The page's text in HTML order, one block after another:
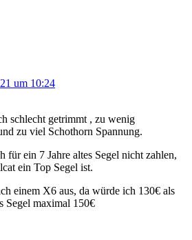
um 10:24
schlecht getrimmt , zu wenig
zu viel Schothorn Spannung.
für ein 7 Jahre altes Segel nicht zahlen,
ein Top Segel ist.
einem X6 aus, da würde ich 130€ als
Segel maximal 150€